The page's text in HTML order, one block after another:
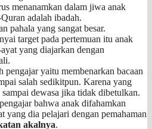
menanamkan dalam jiwa anak
adalah ibadah.
pahala yang sangat besar.
target pada pertemuan itu anak
yang diajarkan dengan
pengajar yaitu membenarkan bacaan
salah sedikitpun. Karena yang
dewasa jika tidak dibetulkan.
bahwa anak difahamkan
yang dia pelajari dengan pemahaman
akalnya.